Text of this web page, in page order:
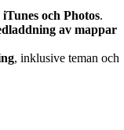
iTunes och Photos.
av mappar
, inklusive teman och